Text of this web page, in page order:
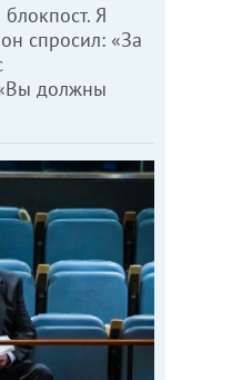
Я
спросил: «За
должны